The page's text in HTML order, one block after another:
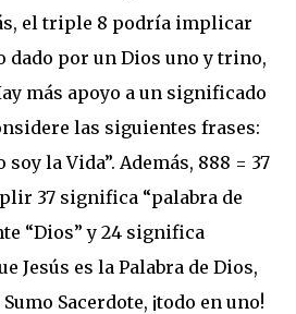
el triple 8 podría implicar
dado por un Dios uno y trino,
más apoyo a un significado
las siguientes frases:
soy la Vida”. Además, 888 = 37
37 significa “palabra de
“Dios” y 24 significa
Jesús es la Palabra de Dios,
Sacerdote, ¡todo en uno!